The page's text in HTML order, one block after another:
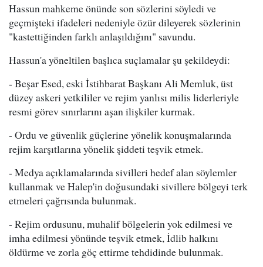
Hassun mahkeme önünde son sözlerini söyledi ve
geçmişteki ifadeleri nedeniyle özür dileyerek sözlerinin
"kastettiğinden farklı anlaşıldığını" savundu.
Hassun'a yöneltilen başlıca suçlamalar şu şekildeydi:
- Beşar Esed, eski İstihbarat Başkanı Ali Memluk, üst
düzey askeri yetkililer ve rejim yanlısı milis liderleriyle
resmi görev sınırlarını aşan ilişkiler kurmak.
- Ordu ve güvenlik güçlerine yönelik konuşmalarında
rejim karşıtlarına yönelik şiddeti teşvik etmek.
- Medya açıklamalarında sivilleri hedef alan söylemler
kullanmak ve Halep'in doğusundaki sivillere bölgeyi terk
etmeleri çağrısında bulunmak.
- Rejim ordusunu, muhalif bölgelerin yok edilmesi ve
imha edilmesi yönünde teşvik etmek, İdlib halkını
öldürme ve zorla göç ettirme tehdidinde bulunmak.